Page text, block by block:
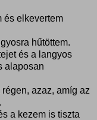
és elkevertem
hűtöttem.
és a langyos
alaposan
azaz, amíg az
a kezem is tiszta